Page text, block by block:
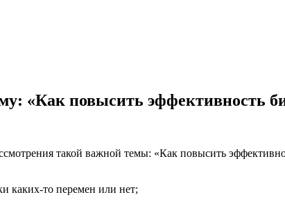
«Как повысить эффективность
такой важной темы: «Как повысить
каких-то перемен или нет;